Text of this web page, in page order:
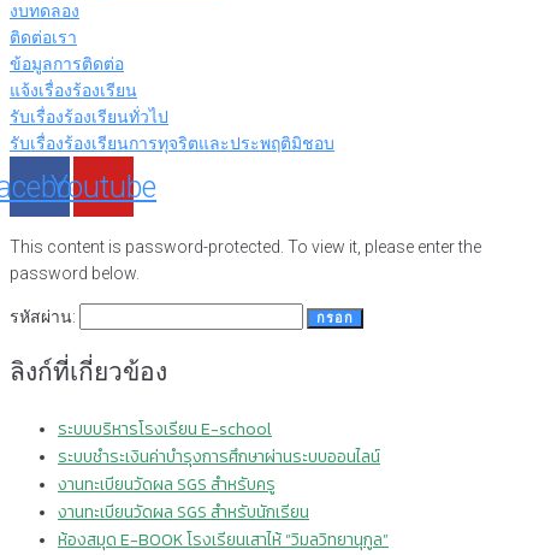
งบทดลอง
ติดต่อเรา
ข้อมูลการติดต่อ
แจ้งเรื่องร้องเรียน
รับเรื่องร้องเรียนทั่วไป
รับเรื่องร้องเรียนการทุจริตและประพฤติมิชอบ
Youtube
This content is password-protected. To view it, please enter the
password below.
รหัสผ่าน:
ลิงก์ที่เกี่ยวข้อง
ระบบบริหารโรงเรียน E-school
ระบบชำระเงินค่าบำรุงการศึกษาผ่านระบบออนไลน์
งานทะเบียนวัดผล SGS สำหรับครู
งานทะเบียนวัดผล SGS สำหรับนักเรียน
ห้องสมุด E-BOOK โรงเรียนเสาไห้ “วิมลวิทยานุกูล”